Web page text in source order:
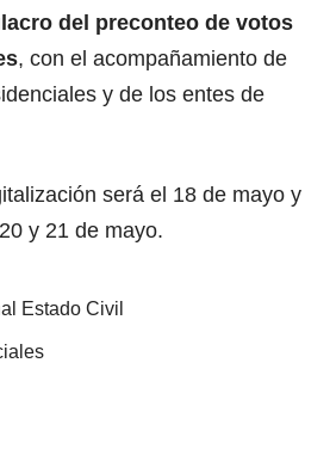
del preconteo de votos
, con el acompañamiento de
y de los entes de
será el 18 de mayo y
y 21 de mayo.
Estado Civil